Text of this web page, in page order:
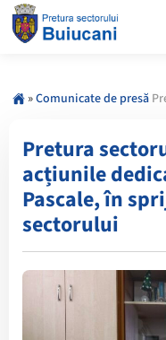
»Comunicate de presă
Pretura
acțiunile
Pascale, în
sectorului